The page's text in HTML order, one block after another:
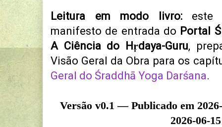
Leitura em modo livro:este
manifesto de entrada do Portal
A Ciência do Hṛdaya-Guru,
Visão Geral da Obra para os
Geral do Śraddhā Yoga Darśana.
Versão v0.1 — Publicado em
2026-06-15